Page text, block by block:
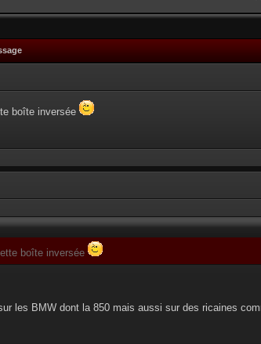
boîte inversée
boîte inversée
les BMW dont la 850 mais aussi sur des ricaines